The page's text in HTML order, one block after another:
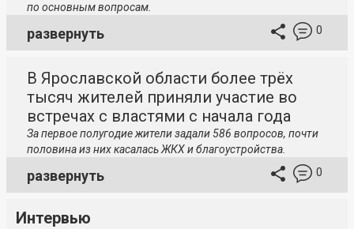
по основным вопросам.
развернуть 0
В Ярославской области более трёх
тысяч жителей приняли участие во
встречах с властями с начала года
За первое полугодие жители задали 586 вопросов, почти
половина из них касалась ЖКХ и благоустройства.
развернуть 0
Интервью